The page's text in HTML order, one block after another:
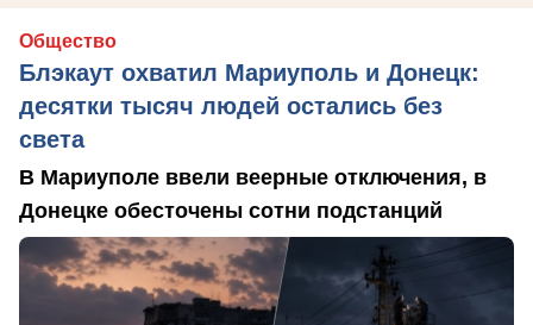
Общество
Блэкаут охватил Мариуполь и Донецк:
десятки тысяч людей остались без
света
В Мариуполе ввели веерные отключения, в
Донецке обесточены сотни подстанций